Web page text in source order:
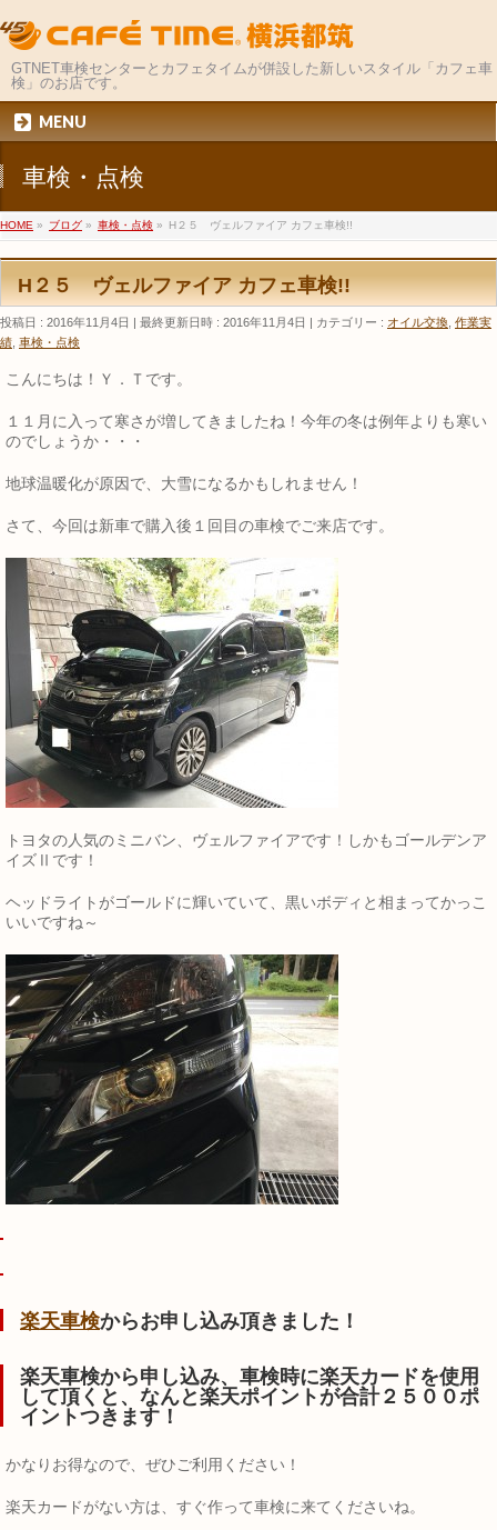
GTNET車検センターとカフェタイムが併設した新しいスタイル「カフェ車
検」のお店です。
MENU
車検・点検
HOME » ブログ » 車検・点検 » H２５ ヴェルファイア カフェ車検!!
H２５ ヴェルファイア カフェ車検!!
投稿日 : 2016年11月4日 最終更新日時 : 2016年11月4日 カテゴリー : オイル交換 作業実
績 車検・点検
こんにちは！Ｙ．Ｔです。
１１月に入って寒さが増してきましたね！今年の冬は例年よりも寒い
のでしょうか・・・
地球温暖化が原因で、大雪になるかもしれません！
さて、今回は新車で購入後１回目の車検でご来店です。
トヨタの人気のミニバン、ヴェルファイアです！しかもゴールデンア
イズⅡです！
ヘッドライトがゴールドに輝いていて、黒いボディと相まってかっこ
いいですね～
楽天車検からお申し込み頂きました！
楽天車検から申し込み、車検時に楽天カードを使用
して頂くと、なんと楽天ポイントが合計２５００ポ
イントつきます！
かなりお得なので、ぜひご利用ください！
楽天カードがない方は、すぐ作って車検に来てくださいね。